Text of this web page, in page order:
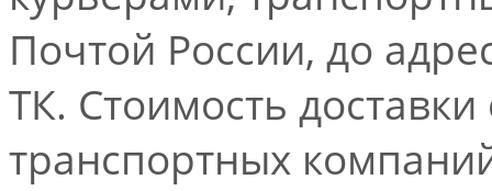
Почтой России, до
ТК. Стоимость
транспортных